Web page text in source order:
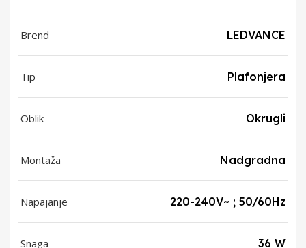
Brend LEDVANCE
Tip Plafonjera
Oblik Okrugli
Montaža Nadgradna
Napajanje 220-240V~ ; 50/60Hz
Snaga 36 W